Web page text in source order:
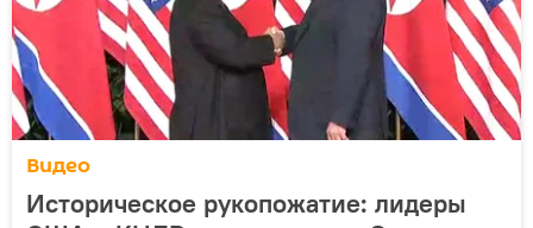
Видео
Историческое рукопожатие: лидеры